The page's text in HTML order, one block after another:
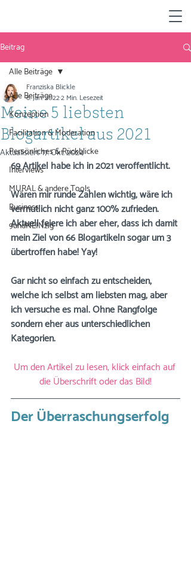
Beitrag
Alle Beiträge
Konzeption
Facilitation & Moderation
Persönliches & Rückblicke
Interviews
MURAL & andere Tools
Business
9undNEINzig
Alle Beiträge
Meine 5 liebsten
Blogartikel aus 2021
Franziska Blickle
6. Jan. 20222 Min. Lesezeit
Aktualisiert:17. Okt. 2024
69 Artikel habe ich in 2021 veröffentlicht.
Wären mir runde Zahlen wichtig, wäre ich
vermutlich nicht ganz 100% zufrieden.
Aktuell feiere ich aber eher, dass ich damit
mein Ziel von 66 Blogartikeln sogar um 3
übertroffen habe! Yay!
Gar nicht so einfach zu entscheiden,
welche ich selbst am liebsten mag, aber
ich versuche es mal. Ohne Rangfolge
sondern eher aus unterschiedlichen
Kategorien.
Um den Artikel zu lesen, klick einfach auf
die Überschrift oder das Bild!
Der Überraschungserfolg